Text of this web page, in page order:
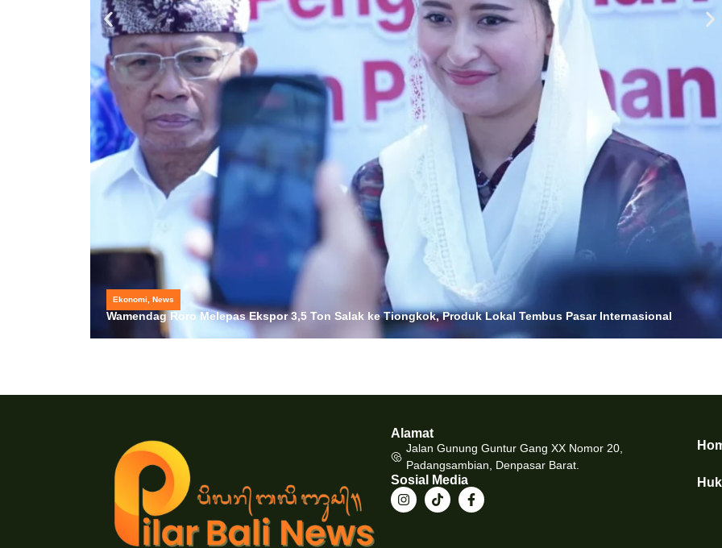
Ekonomi News
Wamendag Roro Melepas Ekspor 3,5 Ton Salak ke Tiongkok, Produk Lokal Tembus Pasar Internasional
Alamat
Jalan Gunung Guntur Gang XX Nomor 20,
Padangsambian, Denpasar Barat.
Sosial Media